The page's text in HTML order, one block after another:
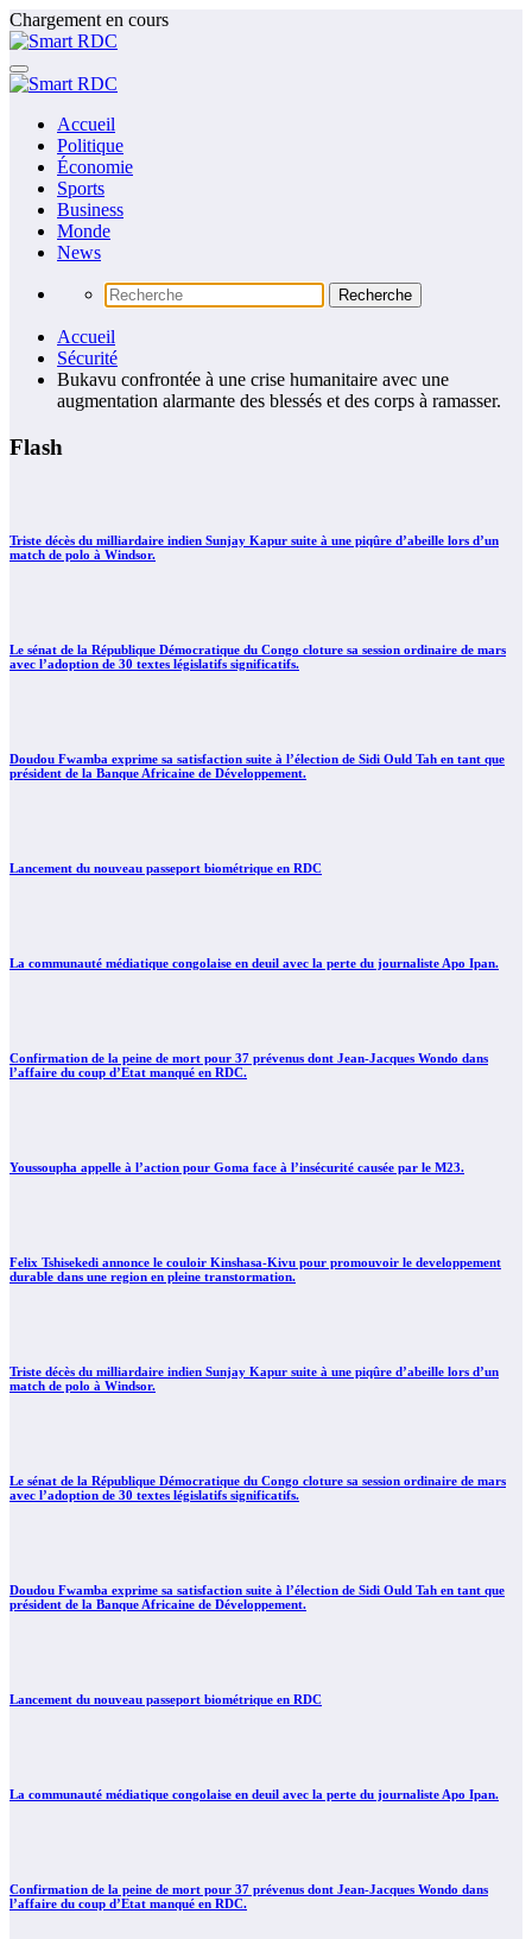
Aller
au
contenu
Chargement en cours
Accueil
Politique
Économie
Sports
Business
Monde
News
Accueil
Sécurité
Bukavu confrontée à une crise humanitaire avec une
augmentation alarmante des blessés et des corps à ramasser.
Flash
Triste décès du milliardaire indien Sunjay Kapur suite à une piqûre d’abeille lors d’un
match de polo à Windsor.
Le sénat de la République Démocratique du Congo cloture sa session ordinaire de mars
avec l’adoption de 30 textes législatifs significatifs.
Doudou Fwamba exprime sa satisfaction suite à l’élection de Sidi Ould Tah en tant que
président de la Banque Africaine de Développement.
Lancement du nouveau passeport biométrique en RDC
La communauté médiatique congolaise en deuil avec la perte du journaliste Apo Ipan.
Confirmation de la peine de mort pour 37 prévenus dont Jean-Jacques Wondo dans
l’affaire du coup d’Etat manqué en RDC.
Youssoupha appelle à l’action pour Goma face à l’insécurité causée par le M23.
Felix Tshisekedi annonce le couloir Kinshasa-Kivu pour promouvoir le developpement
durable dans une region en pleine transtormation.
Triste décès du milliardaire indien Sunjay Kapur suite à une piqûre d’abeille lors d’un
match de polo à Windsor.
Le sénat de la République Démocratique du Congo cloture sa session ordinaire de mars
avec l’adoption de 30 textes législatifs significatifs.
Doudou Fwamba exprime sa satisfaction suite à l’élection de Sidi Ould Tah en tant que
président de la Banque Africaine de Développement.
Lancement du nouveau passeport biométrique en RDC
La communauté médiatique congolaise en deuil avec la perte du journaliste Apo Ipan.
Confirmation de la peine de mort pour 37 prévenus dont Jean-Jacques Wondo dans
l’affaire du coup d’Etat manqué en RDC.